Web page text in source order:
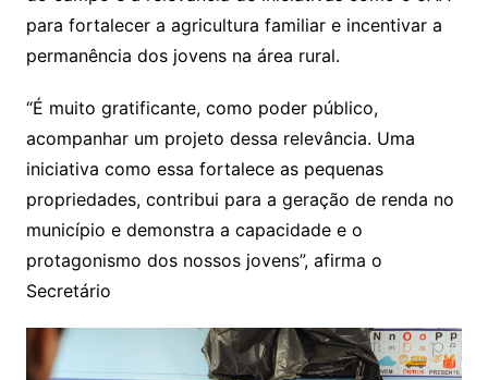
para fortalecer a agricultura familiar e incentivar a
permanência dos jovens na área rural.
“É muito gratificante, como poder público,
acompanhar um projeto dessa relevância. Uma
iniciativa como essa fortalece as pequenas
propriedades, contribui para a geração de renda no
município e demonstra a capacidade e o
protagonismo dos nossos jovens”, afirma o
Secretário